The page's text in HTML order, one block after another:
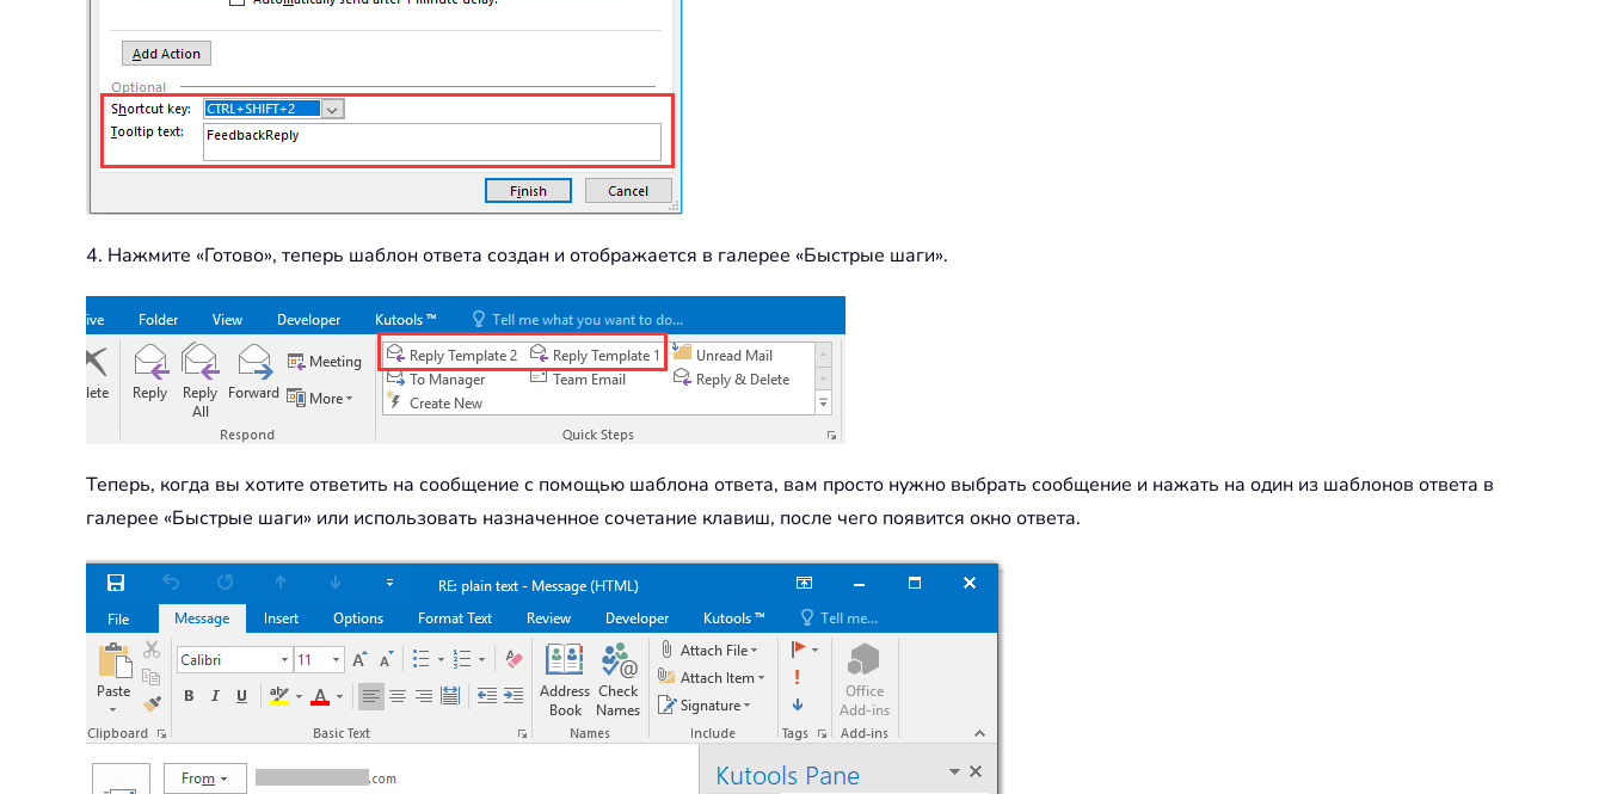
4. Нажмите «Готово», теперь шаблон ответа создан и отображается в галерее «Быстрые шаги».
Теперь, когда вы хотите ответить на сообщение с помощью шаблона ответа, вам просто нужно выбрать сообщение и нажать на один из шаблонов ответа в
галерее «Быстрые шаги» или использовать назначенное сочетание клавиш, после чего появится окно ответа.